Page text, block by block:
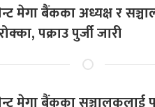
मेगा बैंकका अध्यक्ष र
पक्राउ पुर्जी जारी